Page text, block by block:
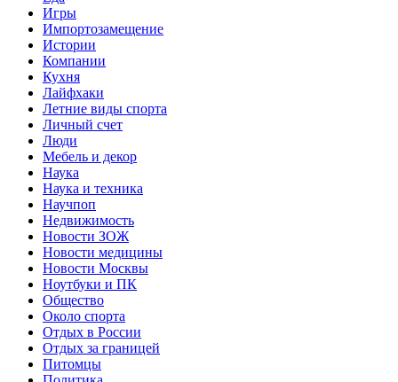
Игры
Импортозамещение
Истории
Компании
Кухня
Лайфхаки
Летние виды спорта
Личный счет
Люди
Мебель и декор
Наука
Наука и техника
Научпоп
Недвижимость
Новости ЗОЖ
Новости медицины
Новости Москвы
Ноутбуки и ПК
Общество
Около спорта
Отдых в России
Отдых за границей
Питомцы